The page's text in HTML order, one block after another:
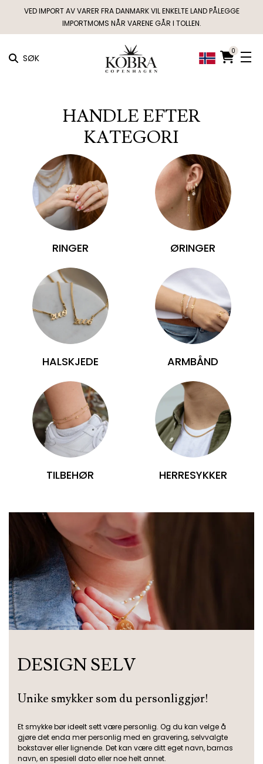
VED IMPORT AV VARER FRA DANMARK VIL ENKELTE LAND PÅLEGGE
IMPORTMOMS NÅR VARENE GÅR I TOLLEN.
SØK 0
HANDLE EFTER
KATEGORI
RINGER ØRINGER
HALSKJEDE ARMBÅND
TILBEHØR HERRESYKKER
DESIGN SELV
Unike smykker som du personliggjør!
Et smykke bør ideelt sett være personlig. Og du kan velge å
gjøre det enda mer personlig med en gravering, selvvalgte
bokstaver eller lignende. Det kan være ditt eget navn, barnas
navn, en spesiell dato eller noe helt annet.